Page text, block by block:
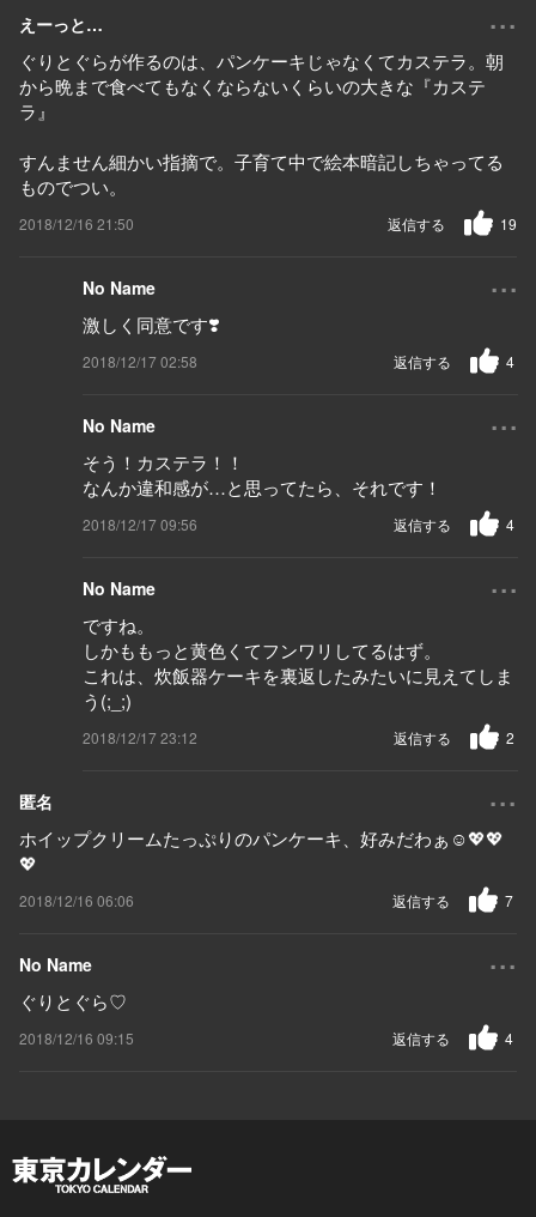
えーっと… ...
ぐりとぐらが作るのは、パンケーキじゃなくてカステラ。朝
から晩まで食べてもなくならないくらいの大きな『カステ
ラ』
すんません細かい指摘で。子育て中で絵本暗記しちゃってる
ものでつい。
2018/12/16 21:50 19
返信する
No Name ...
激しく同意です❣️
2018/12/17 02:58 4
返信する
No Name ...
そう！カステラ！！
なんか違和感が…と思ってたら、それです！
2018/12/17 09:56 4
返信する
No Name ...
ですね。
しかももっと黄色くてフンワリしてるはず。
これは、炊飯器ケーキを裏返したみたいに見えてしま
う(;_;)
2018/12/17 23:12 2
返信する
匿名 ...
ホイップクリームたっぷりのパンケーキ、好みだわぁ☺️💖💖
💖
2018/12/16 06:06 7
返信する
No Name ...
ぐりとぐら♡
2018/12/16 09:15 4
返信する